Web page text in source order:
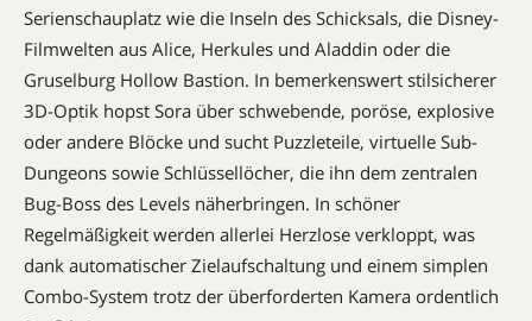
Serienschauplatz wie die Inseln des Schicksals, die Disney-
Filmwelten aus Alice, Herkules und Aladdin oder die
Gruselburg Hollow Bastion. In bemerkenswert stilsicherer
3D-Optik hopst Sora über schwebende, poröse, explosive
oder andere Blöcke und sucht Puzzle­teile, virtuelle Sub-
Dungeons sowie Schlüssellöcher, die ihn dem zentralen
Bug-Boss des Levels näherbringen. In schöner
Regelmäßigkeit werden allerlei Herzlose verkloppt, was
dank automatischer Zielaufschaltung und einem simplen
Combo-System trotz der überforderten Kamera ordentlich